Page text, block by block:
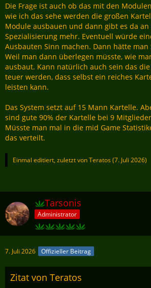
Die Frage ist auch ob das mit den
wie ich das sehe werden die großen
Module ausbauen und dann gibt es da an
Spezialisierung mehr. Eventuell würde
Ausbauten Sinn machen. Dann hätte
Weil man dann überlegen müsste, wie
ausbaut. Kann natürlich auch sein das
teuer werden, dass selbst ein reiches
leisten kann.
Das System setzt auf 15 Mann Kartelle.
sind gute 90% der Kartelle bei 9
Müsste man mal in die mid Game
das verteilt.
Einmal editiert, zuletzt vonTeratos(7. Juli 2026)
Tarsonis
Administrator
7. Juli 2026 Offizieller Beitrag
Zitat von Teratos